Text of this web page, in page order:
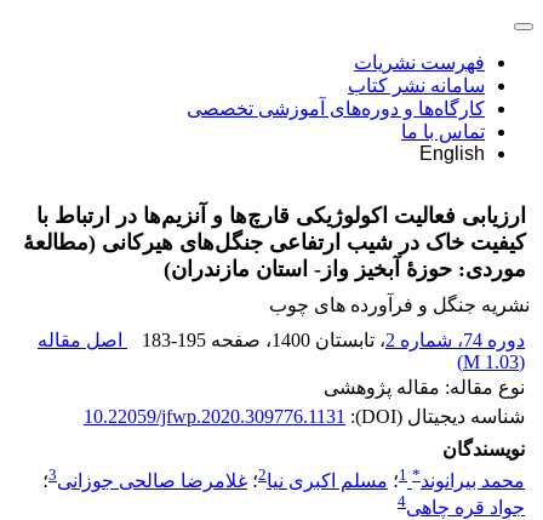
فهرست نشریات
سامانه نشر کتاب
کارگاه‌ها و دوره‌های آموزشی تخصصی
تماس با ما
English
ارزیابی فعالیت اکولوژیکی قارچ‌ها و آنزیم‌ها در ارتباط با
کیفیت خاک در شیب ارتفاعی جنگل‌های هیرکانی (مطالعۀ
موردی: حوزۀ آبخیز واز- استان مازندران)
نشریه جنگل و فرآورده های چوب
دوره 74، شماره 2
، تابستان 1400 ، صفحه 183-195
اصل مقاله
(
1.03 M
)
نوع مقاله: مقاله پژوهشی
شناسه دیجیتال (DOI):
10.22059/jfwp.2020.309776.1131
نویسندگان
محمد بیرانوند*
1؛ مسلم اکبری نیا2؛ غلامرضا صالحی جوزانی3؛
جواد قره چاهی4